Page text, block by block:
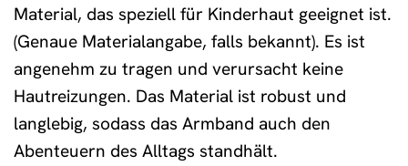
Material, das speziell für Kinderhaut geeignet ist.
(Genaue Materialangabe, falls bekannt). Es ist
angenehm zu tragen und verursacht keine
Hautreizungen. Das Material ist robust und
langlebig, sodass das Armband auch den
Abenteuern des Alltags standhält.